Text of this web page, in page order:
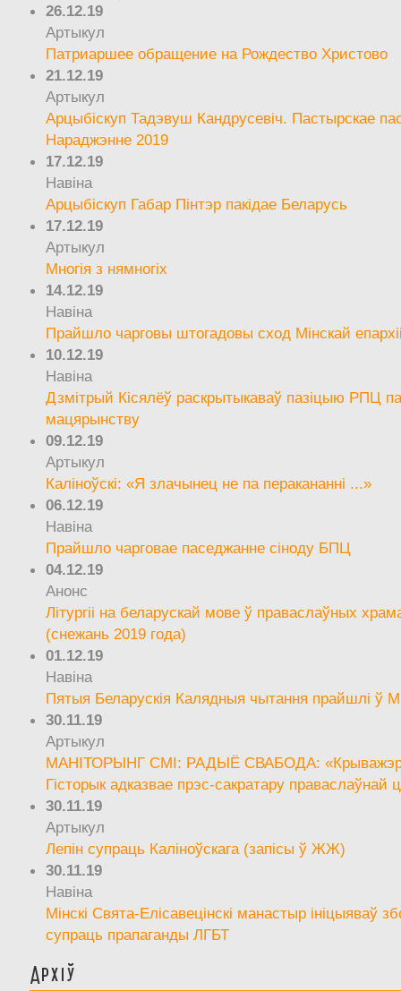
26.12.19
Артыкул
Патриаршее обращение на Рождество Христово
21.12.19
Артыкул
Арцыбіскуп Тадэвуш Кандрусевіч. Пастырскае
Нараджэнне 2019
17.12.19
Навіна
Арцыбіскуп Габар Пінтэр пакідае Беларусь
17.12.19
Артыкул
Многія з нямногіх
14.12.19
Навіна
Прайшло чарговы штогадовы сход Мінскай
10.12.19
Навіна
Дзмітрый Кісялёў раскрытыкаваў пазіцыю РПЦ
мацярынству
09.12.19
Артыкул
Каліноўскі: «Я злачынец не па перакананні ...»
06.12.19
Навіна
Прайшло чарговае паседжанне сіноду БПЦ
04.12.19
Анонс
Літургіі на беларускай мове ў праваслаўных
(снежань 2019 года)
01.12.19
Навіна
Пятыя Беларускія Калядныя чытання прайшлі ў
30.11.19
Артыкул
МАНІТОРЫНГ СМІ: РАДЫЁ СВАБОДА:
Гісторык адказвае прэс-сакратару праваслаўнай
30.11.19
Артыкул
Лепін супраць Каліноўскага (запісы ў ЖЖ)
30.11.19
Навіна
Мінскі Свята-Елісавецінскі манастыр ініцыяваў
супраць прапаганды ЛГБТ
Архіў